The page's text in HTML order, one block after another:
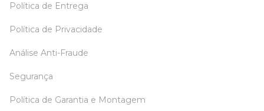
Política de Entrega
Política de Privacidade
Análise Anti-Fraude
Segurança
Política de Garantia e Montagem